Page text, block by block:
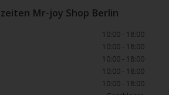
Mr-joy Shop Berlin
10:00 - 18:00
10:00 - 18:00
10:00 - 18:00
10:00 - 18:00
10:00 - 18:00